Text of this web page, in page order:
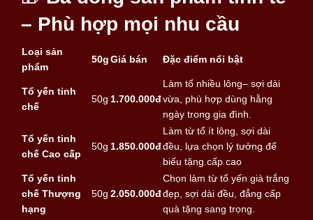
– Phù hợp mọi nhu cầu
Loại sản
phẩm
50gGiá bán Đặc điểm nổi bật
Tổ yến tinh
chế
50g 1.700.000đ
Làm tổ nhiều lông– sợi dài
vừa, phù hợp dùng hằng
ngày trong gia đình.
Tổ yến tinh
chế Cao cấp
50g 1.850.000đ
Làm từ tổ ít lông, sợi dài
đều, lựa chọn lý tưởng để
biếu tặng.cấp cao
Tổ yến tinh
chế Thượng
hạng
50g 2.050.000đ
Chọn làm từ tổ yến già trắng
đẹp, sợi dài đều, đẳng cấp
quà tặng sang trọng.